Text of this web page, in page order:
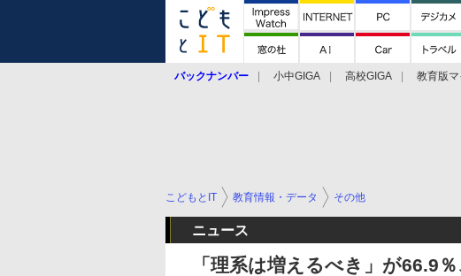
バックナンバー 小中GIGA 高校GIGA 教育版マ
こどもとIT 教育情報・データ その他
ニュース
「理系は増えるべき」が66.9